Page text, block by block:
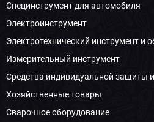
Специнструмент для автомобиля
Электроинструмент
Электротехнический инструмент и
Измерительный инструмент
Средства индивидуальной защиты
Хозяйственные товары
Сварочное оборудование